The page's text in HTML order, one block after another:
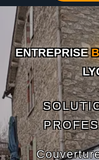
ENTREPRISE